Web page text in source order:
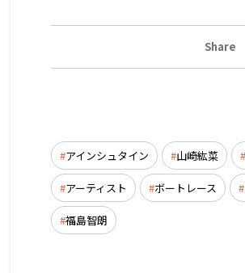
Share
アインシュタイン 山崎紘菜
アーティスト ボートレース
福島智朗